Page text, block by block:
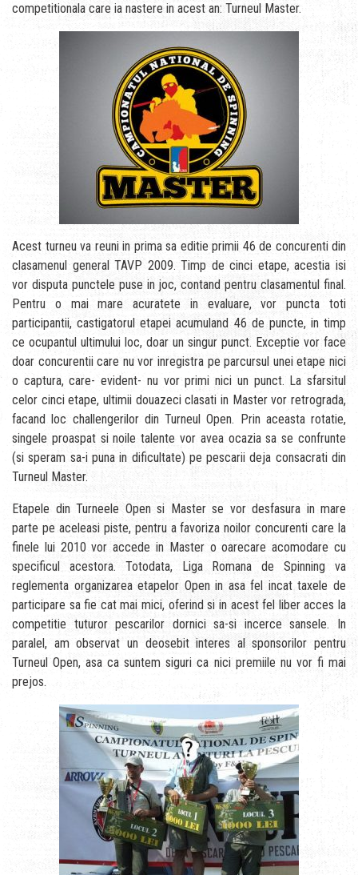
competitionala care ia nastere in acest an: Turneul Master.
Acest turneu va reuni in prima sa editie primii 46 de concurenti din
clasamenul general TAVP 2009. Timp de cinci etape, acestia isi
vor disputa punctele puse in joc, contand pentru clasamentul final.
Pentru o mai mare acuratete in evaluare, vor puncta toti
participantii, castigatorul etapei acumuland 46 de puncte, in timp
ce ocupantul ultimului loc, doar un singur punct. Exceptie vor face
doar concurentii care nu vor inregistra pe parcursul unei etape nici
o captura, care- evident- nu vor primi nici un punct. La sfarsitul
celor cinci etape, ultimii douazeci clasati in Master vor retrograda,
facand loc challengerilor din Turneul Open. Prin aceasta rotatie,
singele proaspat si noile talente vor avea ocazia sa se confrunte
(si speram sa-i puna in dificultate) pe pescarii deja consacrati din
Turneul Master.
Etapele din Turneele Open si Master se vor desfasura in mare
parte pe aceleasi piste, pentru a favoriza noilor concurenti care la
finele lui 2010 vor accede in Master o oarecare acomodare cu
specificul acestora. Totodata, Liga Romana de Spinning va
reglementa organizarea etapelor Open in asa fel incat taxele de
participare sa fie cat mai mici, oferind si in acest fel liber acces la
competitie tuturor pescarilor dornici sa-si incerce sansele. In
paralel, am observat un deosebit interes al sponsorilor pentru
Turneul Open, asa ca suntem siguri ca nici premiile nu vor fi mai
prejos.